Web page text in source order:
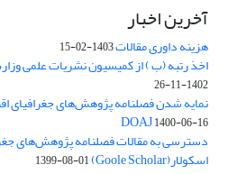
آخرین اخبار
هزینه داوری مقالات1403-02-15
اخذ رتبه (ب ) از کمیسیون نشریات علمی
1402-11-26
نمایه شدن فصلنامه پژوهش‌های جغرافیای
DOAJ1400-06-16
دسترسی به مقالات فصلنامه پژوهش‌های
اسکولار(Goole Scholar) 1399-08-01